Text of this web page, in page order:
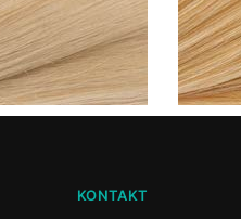
KONTAKT